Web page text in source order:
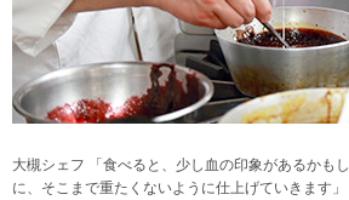
大槻シェフ 「食べると、少し血の印象があるかも
に、そこまで重たくないように仕上げていきます」